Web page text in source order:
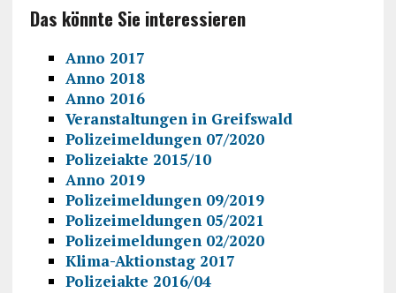
Das könnte Sie interessieren
Anno 2017
Anno 2018
Anno 2016
Veranstaltungen in Greifswald
Polizeimeldungen 07/2020
Polizeiakte 2015/10
Anno 2019
Polizeimeldungen 09/2019
Polizeimeldungen 05/2021
Polizeimeldungen 02/2020
Klima-Aktionstag 2017
Polizeiakte 2016/04